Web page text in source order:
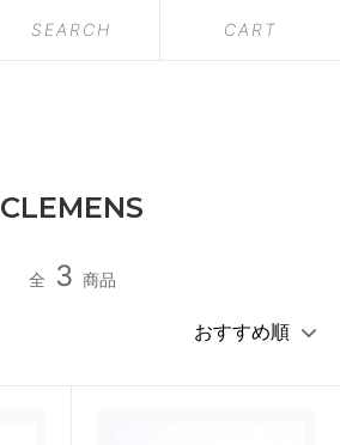
SEARCH CART
CLEMENS
全 3 商品